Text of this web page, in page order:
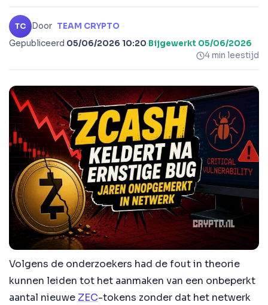
TC Door TEAM CRYPTO ·
Gepubliceerd 05/06/2026 10:20·Bijgewerkt 05/06/2026
4 min leestijd
Volgens de onderzoekers had de fout in theorie
kunnen leiden tot het aanmaken van een onbeperkt
aantal nieuwe ZEC-tokens zonder dat het netwerk